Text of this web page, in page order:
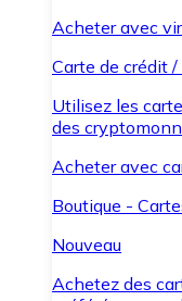
Acheter avec
Carte de crédit
Utilisez les
des
Acheter avec
Boutique -
Nouveau
Achetez des